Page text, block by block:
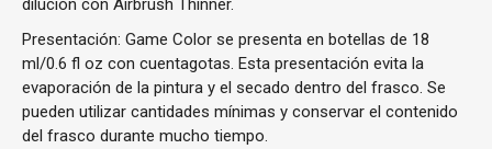
dilución con Airbrush Thinner.
Presentación: Game Color se presenta en botellas de 18
ml/0.6 fl oz con cuentagotas. Esta presentación evita la
evaporación de la pintura y el secado dentro del frasco. Se
pueden utilizar cantidades mínimas y conservar el contenido
del frasco durante mucho tiempo.